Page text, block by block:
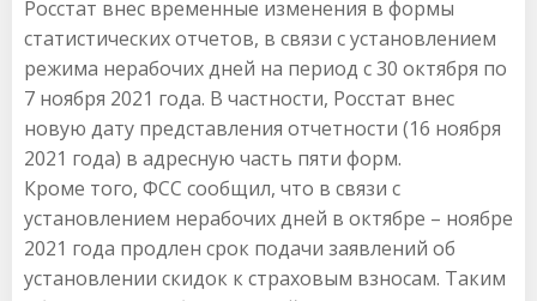
Росстат внес временные изменения в формы
статистических отчетов, в связи с установлением
режима нерабочих дней на период с 30 октября по
7 ноября 2021 года. В частности, Росстат внес
новую дату представления отчетности (16 ноября
2021 года) в адресную часть пяти форм.
Кроме того, ФСС сообщил, что в связи с
установлением нерабочих дней в октябре – ноябре
2021 года продлен срок подачи заявлений об
установлении скидок к страховым взносам. Таким